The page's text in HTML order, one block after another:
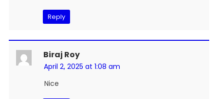
Reply
Biraj Roy
April 2, 2025 at 1:08 am
Nice